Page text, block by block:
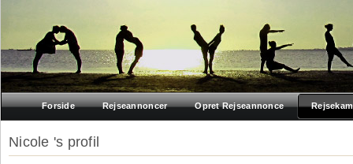
Forside Rejseannoncer Opret Rejseannonce
Nicole 's profil